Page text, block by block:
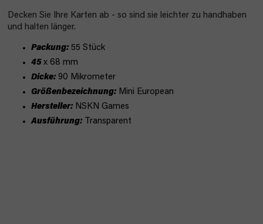
Decken Sie Ihre Karten ab - so sind sie leichter zu handhaben
und halten länger.
Packung: 55 Stück
45 x 68 mm
Dicke: 90 Mikrometer
Größenbezeichnung: Mini European
Hersteller: NSKN Games
Ausführung: Transparent